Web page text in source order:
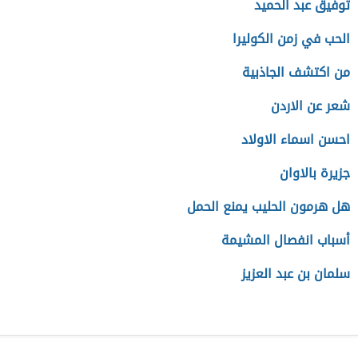
توفيق عبد الحميد
الحب في زمن الكوليرا
من اكتشف الجاذبية
شعر عن الاردن
احسن اسماء الاولاد
جزيرة بالاوان
هل هرمون الحليب يمنع الحمل
أسباب انفصال المشيمة
سلمان بن عبد العزيز